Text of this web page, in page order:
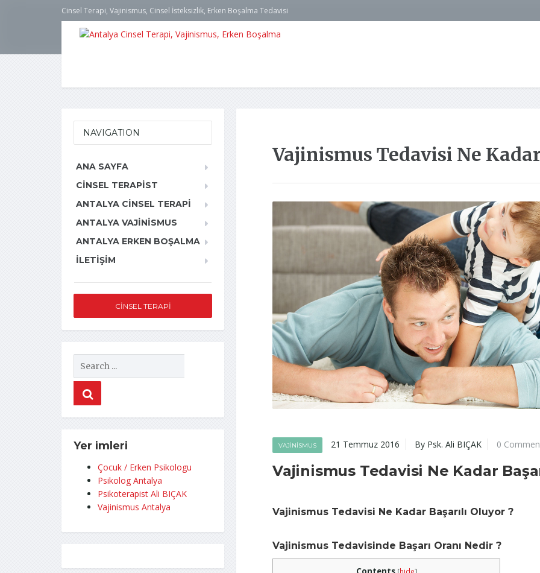
Cinsel Terapi, Vajinismus, Cinsel İsteksizlik, Erken Boşalma Tedavisi
Vajinismus Tedavisi Ne
VAJINISMUS 21 Temmuz 2016 By Psk. Ali BIÇAK 0
Vajinismus Tedavisi Ne Kadar
Vajinismus Tedavisi Ne Kadar Başarılı Oluyor ?
Vajinismus Tedavisinde Başarı Oranı Nedir ?
NAVIGATION
ANA SAYFA
CINSEL TERAPIST
ANTALYA CINSEL TERAPI
ANTALYA VAJINISMUS
ANTALYA ERKEN BOŞALMA
İLETIŞIM
CINSEL TERAPI
Yer imleri
Çocuk / Erken Psikologu
Psikolog Antalya
Psikoterapist Ali BIÇAK
Vajinismus Antalya